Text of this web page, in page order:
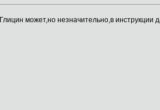
Глицин может,но незначительно,в